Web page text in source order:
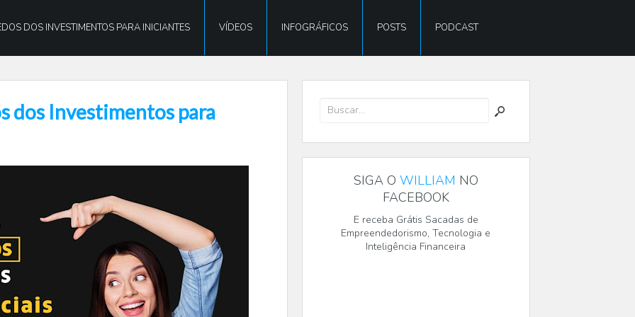
DOS INVESTIMENTOS PARA INICIANTES VÍDEOS INFOGRÁFICOS POSTS PODCAST
dos Investimentos para
SIGA O WILLIAM NO
FACEBOOK
E receba Grátis Sacadas de
Empreendedorismo, Tecnologia e
Inteligência Financeira